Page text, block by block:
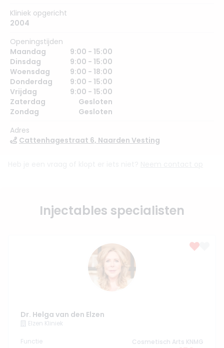
Kliniek opgericht
2004
Openingstijden
Maandag
9:00 - 15:00
Dinsdag
9:00 - 15:00
Woensdag
9:00 - 18:00
Donderdag
9:00 - 15:00
Vrijdag
9:00 - 15:00
Zaterdag
Gesloten
Zondag
Gesloten
Adres
Cattenhagestraat 6, Naarden Vesting
Injectables specialisten
Dr. Helga van den Elzen
Elzen Kliniek
Functie
Cosmetisch Arts KNMG